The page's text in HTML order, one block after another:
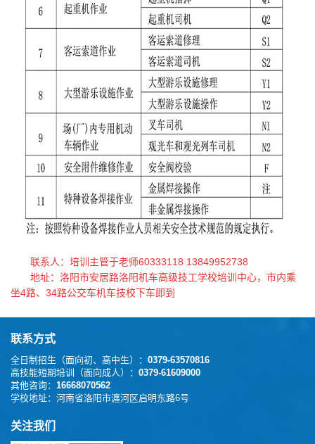
联系人：培训主管于老师60333118 13849952738
地址：洛阳市安居路洛阳机车高级技工学校培训中心，市内乘
坐4路、34路公交车机车技校下车即到
联系方式
全日制招生（面向初、高中生）： 0379-63570816
高技能短期培训（面向成人）： 0379-61609000
其他咨询： 16668070562
学校地址： 河南省洛阳市瀍河区启明东路6号
关注我们